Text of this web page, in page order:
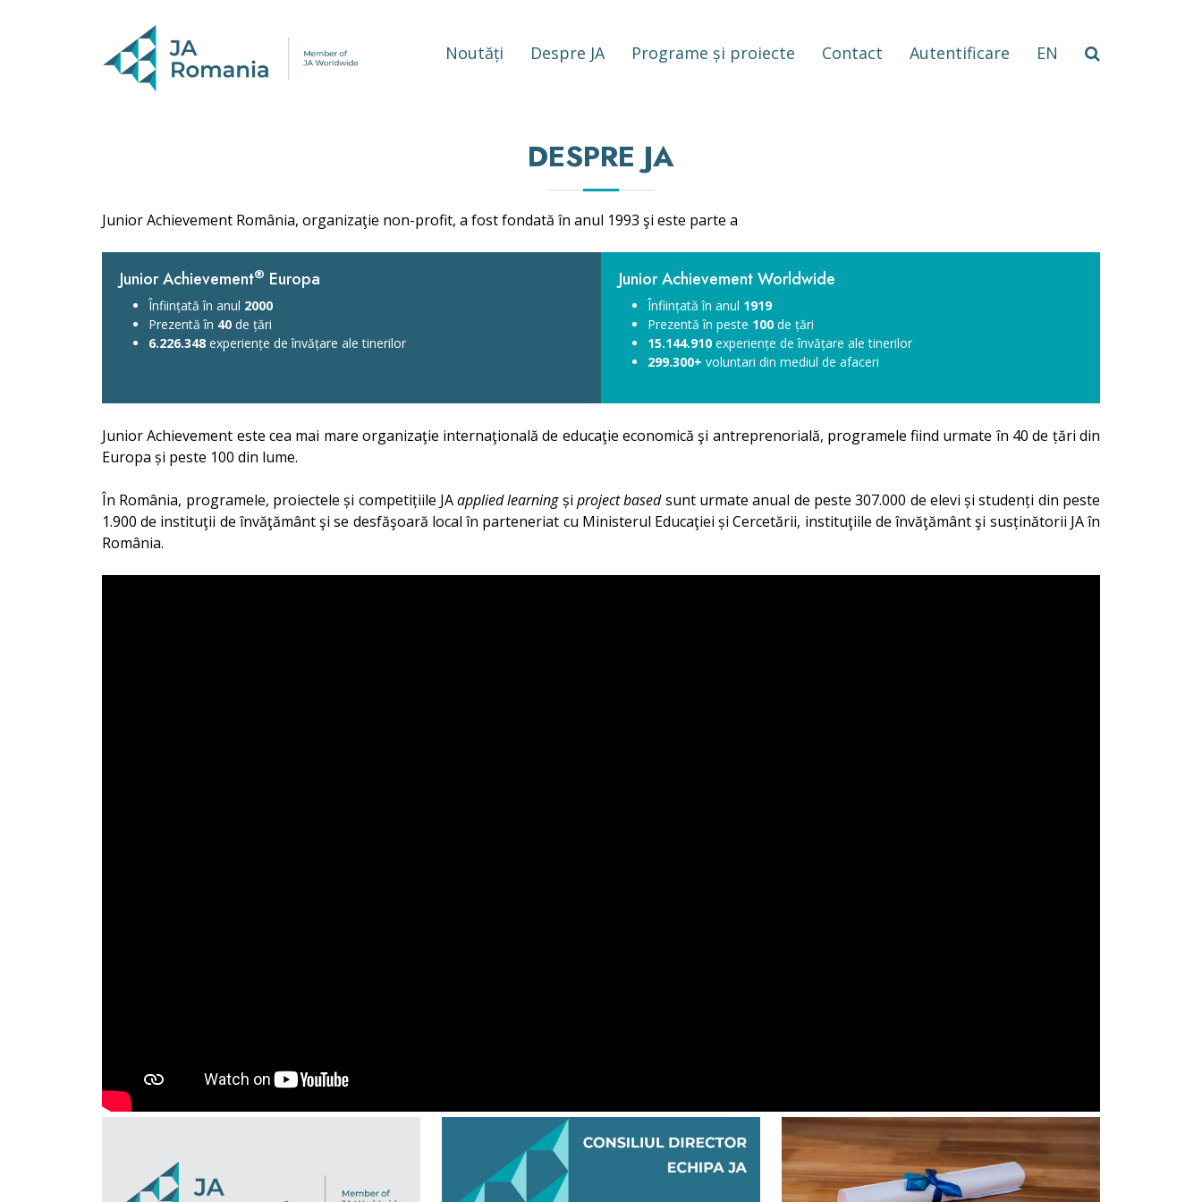
Noutăți Despre JA Programe și proiecte Contact Autentificare EN
DESPRE JA
Junior Achievement România, organizaţie non-profit, a fost fondată în anul 1993 şi este parte a
Junior Achievement® Europa
Înființată în anul 2000
Prezentă în 40 de țări
6.226.348 experiențe de învățare ale tinerilor
Junior Achievement Worldwide
Înființată în anul 1919
Prezentă în peste 100 de țări
15.144.910 experiențe de învățare ale tinerilor
299.300+ voluntari din mediul de afaceri
Junior Achievement este cea mai mare organizaţie internaţională de educaţie economică şi antreprenorială, programele fiind urmate în 40 de țări din
Europa și peste 100 din lume.
În România, programele, proiectele și competițiile JAapplied learningșiproject basedsunt urmate anual de peste 307.000 de elevi și studenți din peste
1.900 de instituţii de învăţământ şi se desfăşoară local în parteneriat cu Ministerul Educaţiei și Cercetării, instituţiile de învăţământ şi susținătorii JA în
România.